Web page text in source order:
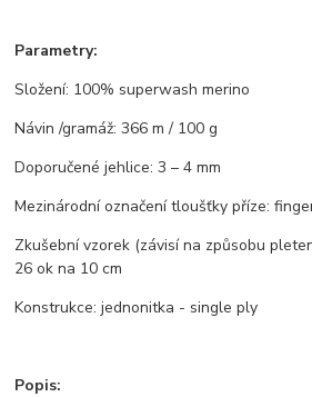
Parametry:
Složení: 100% superwash merino
Návin /gramáž: 366 m / 100 g
Doporučené jehlice: 3 – 4 mm
Mezinárodní označení tloušťky příze:
Zkušební vzorek (závisí na způsobu
26 ok na 10 cm
Konstrukce: jednonitka - single ply
Popis: